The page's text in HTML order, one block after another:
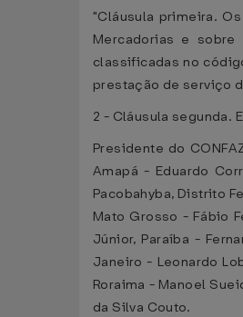
"Cláusula primeira.
Mercadorias e
classificadas no
prestação de serviço
2 - Cláusula segunda.
Presidente do
Amapá - Eduardo
Pacobahyba, Distrito
Mato Grosso - Fábio
Júnior, Paraíba -
Janeiro - Leonardo
Roraima - Manoel
da Silva Couto.